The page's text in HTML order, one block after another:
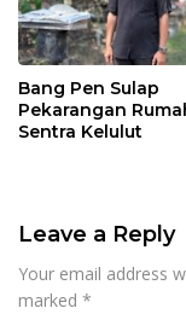
Bang Pen Sulap
Pekarangan
Sentra Kelulut
Leave a Reply
Your email address
marked *